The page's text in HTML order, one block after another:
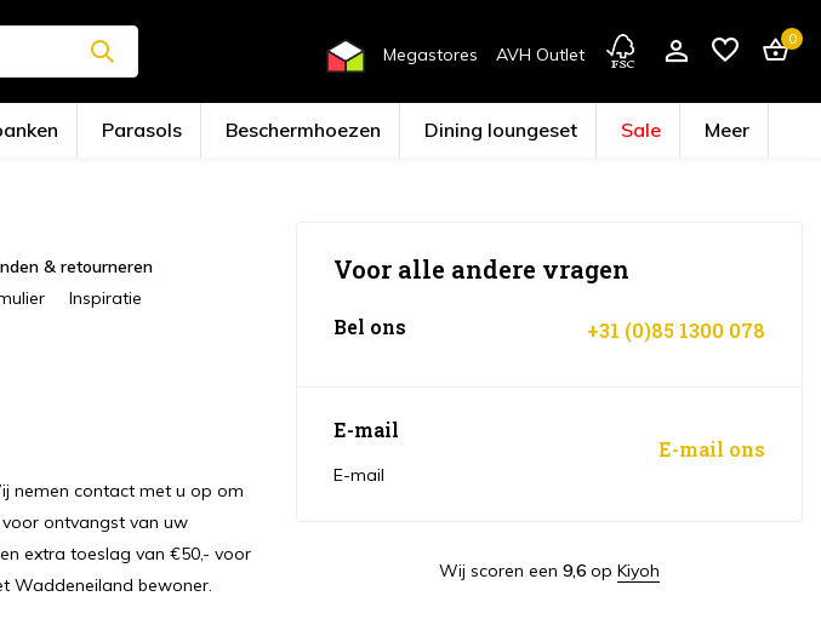
Megastores AVH Outlet
Account aanmaken
0
Parasols Beschermhoezen Dining loungeset Sale Meer
& retourneren
Inspiratie
nemen contact met u op om
ontvangst van uw
extra toeslag van €50,- voor
Waddeneiland bewoner.
Voor alle andere vragen
Bel ons +31 (0)85 1300 078
E-mail
E-mail
E-mail ons
Wij scoren een 9,6 op Kiyoh